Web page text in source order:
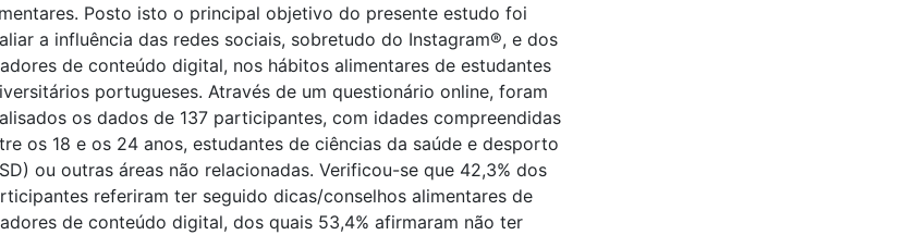
Posto isto o principal objetivo do presente estudo foi
a influência das redes sociais, sobretudo do Instagram®, e dos
de conteúdo digital, nos hábitos alimentares de estudantes
portugueses. Através de um questionário online, foram
os dados de 137 participantes, com idades compreendidas
os 18 e os 24 anos, estudantes de ciências da saúde e desporto
ou outras áreas não relacionadas. Verificou-se que 42,3% dos
referiram ter seguido dicas/conselhos alimentares de
de conteúdo digital, dos quais 53,4% afirmaram não ter